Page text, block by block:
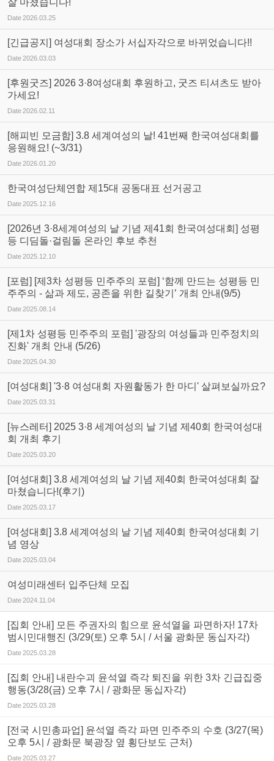
잘 마쳤습니다!
Date2026.03.25
[긴급공지] 여성대회 장소가 서십자각으로 바뀌었습니다!!
Date2026.03.03
[후원굿즈] 2026 3·8여성대회 후원하고, 굿즈 티셔츠도 받아
가세요!
Date2026.02.11
[해피빈 모금함] 3.8 세계여성의 날! 41번째 한국여성대회를
응원해요! (~3/31)
Date2026.01.20
한국여성단체연합 제15대 공동대표 선거공고
Date2025.12.16
[2026년 3·8세계여성의 날 기념 제41회 한국여성대회] 성평
등 디딤돌·걸림돌 온라인 후보 추천
Date2025.12.10
[포럼] [제3차 성평등 민주주의 포럼] ‘함께 만드는 성평등 민
주주의 - 삶과 제도, 공존을 위한 길찾기’ 개최 안내(9/5)
Date2025.08.14
[제1차 성평등 민주주의 포럼] '광장의 여성들과 민주정치의
진화' 개최 안내 (5/26)
Date2025.04.30
[여성대회] '3·8 여성대회 자원활동가 한 마디' 살펴보실까요?
Date2025.03.31
[뉴스레터] 2025 3·8 세계여성의 날 기념 제40회 한국여성대
회 개최 후기
Date2025.03.20
[여성대회] 3.8 세계여성의 날 기념 제40회 한국여성대회 잘
마쳤습니다!(후기)
Date2025.03.17
[여성대회] 3.8 세계여성의 날 기념 제40회 한국여성대회 기
념 영상
Date2025.03.04
여성미래센터 입주단체 모집
Date2024.11.04
[집회 안내] 모든 주권자의 힘으로 윤석열을 파면하자! 17차
범시민대행진 (3/29(토) 오후 5시 / 서울 광화문 동십자각)
Date2025.03.28
[집회 안내] 내란수괴 윤석열 즉각 퇴진을 위한 3차 긴급집중
행동(3/28(금) 오후 7시 / 광화문 동십자각)
Date2025.03.28
[전국 시민총파업] 윤석열 즉각 파면 민주주의 수호 (3/27(목)
오후 5시 / 광화문 북광장 옆 횡단보도 근처)
Date2025.03.27